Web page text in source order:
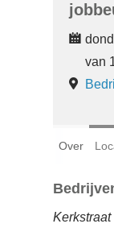
van
Over
Kerkstraat